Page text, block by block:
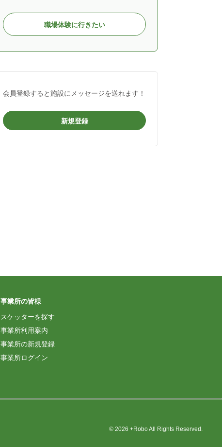
職場体験に行きたい
会員登録すると施設にメッセージを送れます！
新規登録
事業所の皆様
スケッターを探す
事業所利用案内
事業所の新規登録
事業所ログイン
© 2026 +Robo All Rights Reserved.